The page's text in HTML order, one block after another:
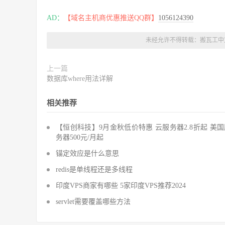
AD： 【域名主机商优惠推送QQ群】 1056124390
未经允许不得转载： 搬瓦工
上一篇
数据库where用法详解
相关推荐
【恒创科技】9月金秋低价特惠 云服务器2.8折起 美
务器500元/月起
锚定效应是什么意思
redis是单线程还是多线程
印度VPS商家有哪些 5家印度VPS推荐2024
servlet需要覆盖哪些方法